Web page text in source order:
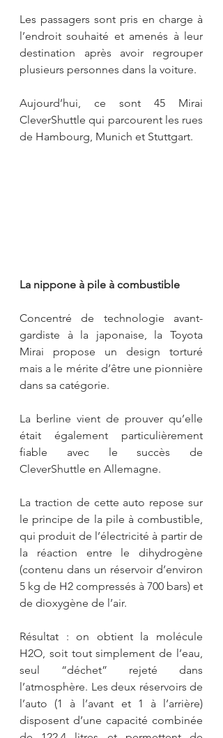
Les passagers sont pris en charge à
l’endroit souhaité et amenés à leur
destination après avoir regrouper
plusieurs personnes dans la voiture.
Aujourd’hui, ce sont 45 Mirai
CleverShuttle qui parcourent les rues
de Hambourg, Munich et Stuttgart.
La nippone à pile à combustible
Concentré de technologie avant-
gardiste à la japonaise, la Toyota
Mirai propose un design torturé
mais a le mérite d’être une pionnière
dans sa catégorie.
La berline vient de prouver qu’elle
était également particulièrement
fiable avec le succès de
CleverShuttle en Allemagne.
La traction de cette auto repose sur
le principe de la pile à combustible,
qui produit de l’électricité à partir de
la réaction entre le dihydrogène
(contenu dans un réservoir d’environ
5 kg de H2 compressés à 700 bars) et
de dioxygène de l’air.
Résultat : on obtient la molécule
H2O, soit tout simplement de l’eau,
seul “déchet” rejeté dans
l’atmosphère. Les deux réservoirs de
l’auto (1 à l’avant et 1 à l’arrière)
disposent d’une capacité combinée